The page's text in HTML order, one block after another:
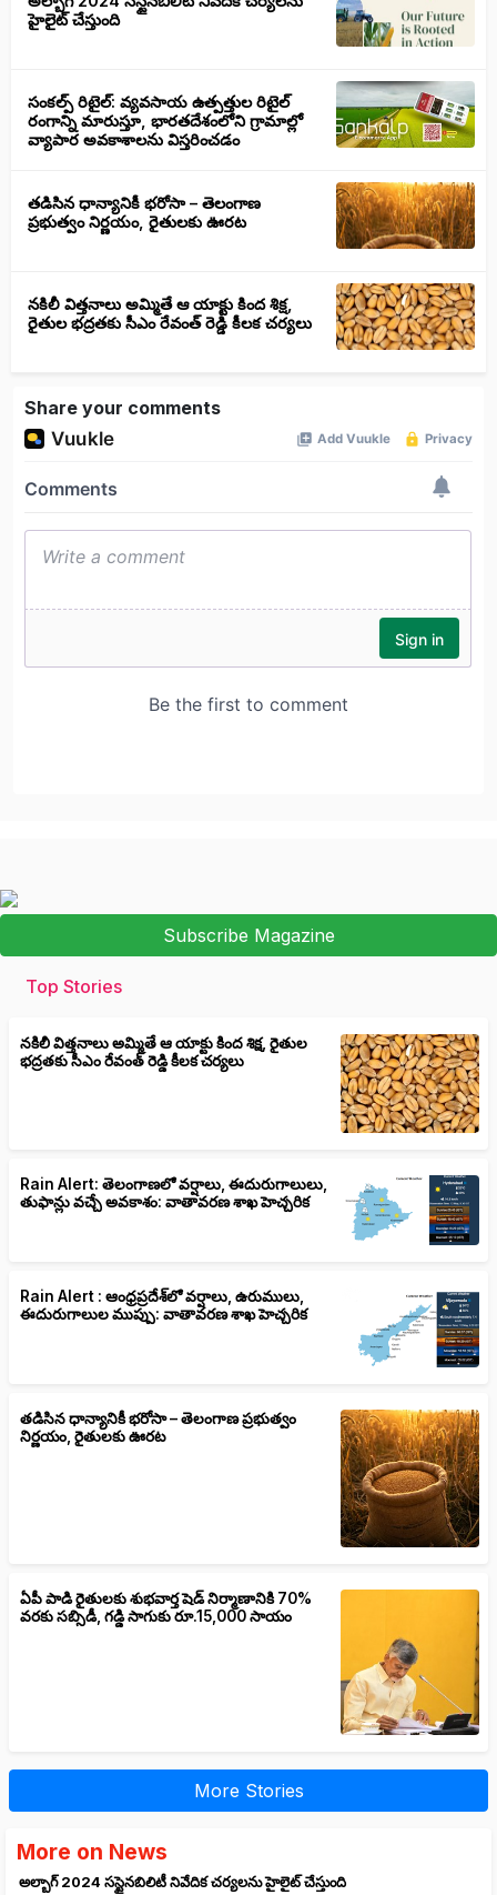
హైలైట్ చేస్తుంది
సంకల్ప్ రిటైల్: వ్యవసాయ ఉత్పత్తుల రిటైల్
రంగాన్ని మారుస్తూ, భారతదేశంలోని గ్రామాల్లో
వ్యాపార అవకాశాలను విస్తరించడం
తడిసిన ధాన్యానికీ భరోసా – తెలంగాణ
ప్రభుత్వం నిర్ణయం, రైతులకు ఊరట
నకిలీ విత్తనాలు అమ్మితే ఆ యాక్టు కింద శిక్ష,
రైతుల భద్రతకు సీఎం రేవంత్ రెడ్డి కీలక చర్యలు
Share your comments
Subscribe Magazine
Top Stories
నకిలీ విత్తనాలు అమ్మితే ఆ యాక్టు కింద శిక్ష, రైతుల
భద్రతకు సీఎం రేవంత్ రెడ్డి కీలక చర్యలు
Rain Alert: తెలంగాణలో వర్షాలు, ఈదురుగాలులు,
తుఫాన్లు వచ్చే అవకాశం: వాతావరణ శాఖ హెచ్చరిక
Rain Alert : ఆంధ్రప్రదేశ్‌లో వర్షాలు, ఉరుములు,
ఈదురుగాలుల ముప్పు: వాతావరణ శాఖ హెచ్చరిక
తడిసిన ధాన్యానికీ భరోసా – తెలంగాణ ప్రభుత్వం
నిర్ణయం, రైతులకు ఊరట
ఏపీ పాడి రైతులకు శుభవార్త షెడ్ నిర్మాణానికి 70%
వరకు సబ్సిడీ, గడ్డి సాగుకు రూ.15,000 సాయం
More Stories
More on News
అల్బాగ్ 2024 సస్టైనబిలిటీ నివేదిక చర్యలను హైలైట్ చేస్తుంది